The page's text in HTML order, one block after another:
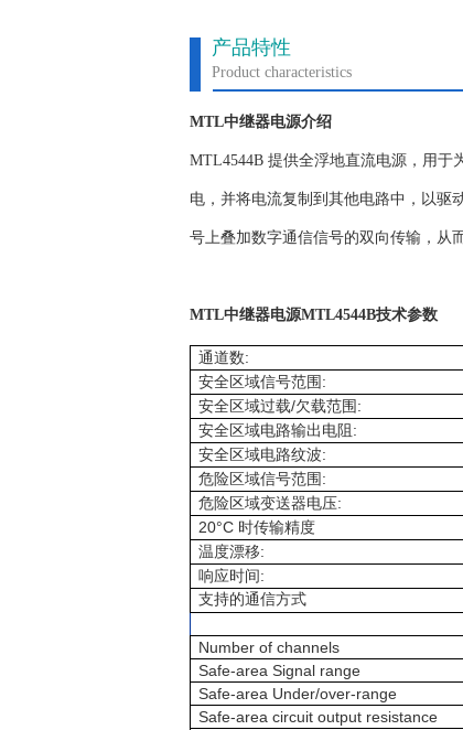
产品特性
Product characteristics
MTL中继器电源介绍
MTL4544B 提供全浮地直流电源，用于
电，并将电流复制到其他电路中，以驱
号上叠加数字通信信号的双向传输，从
MTL中继器电源MTL4544B技术参数
通道数:
安全区域信号范围 :
安全区域过载/欠载范围 :
安全区域电路输出电阻 :
安全区域电路纹波:
危险区域信号范围 :
危险区域变送器电压:
20°C 时传输精度
温度漂移:
响应时间 :
支持的通信方式
Number of channels
Safe-area Signal range
Safe-area Under/over-range
Safe-area circuit output resistance